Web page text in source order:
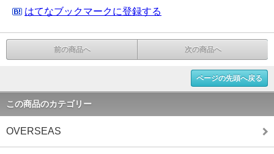
はてなブックマークに登録する
前の商品へ 次の商品へ
ページの先頭へ戻る
この商品のカテゴリー
OVERSEAS